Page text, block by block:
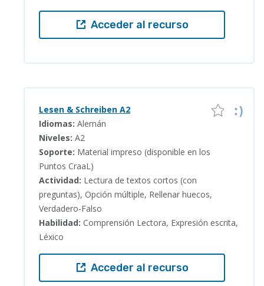
Acceder al recurso
Lesen & Schreiben A2
Idiomas: Alemán
Niveles: A2
Soporte: Material impreso (disponible en los
Puntos CraaL)
Actividad: Lectura de textos cortos (con
preguntas), Opción múltiple, Rellenar huecos,
Verdadero-Falso
Habilidad: Comprensión Lectora, Expresión escrita,
Léxico
Acceder al recurso